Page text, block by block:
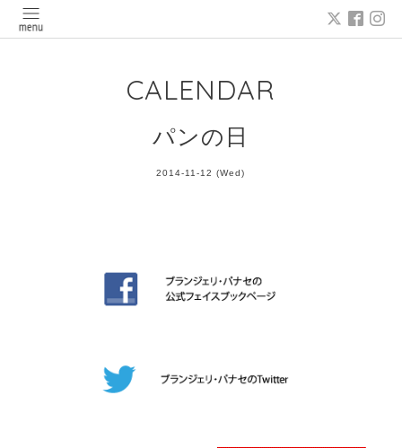
CALENDAR
パンの日
2014-11-12 (Wed)